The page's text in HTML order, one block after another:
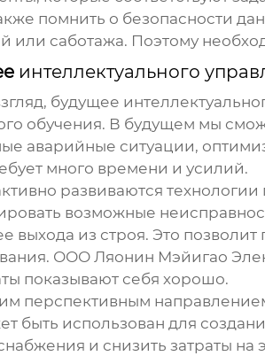
помнить о безопасности
или саботажа. Поэтому
интеллектуального
будущее
обучения. В будущем мы
аварийные ситуации,
много времени и усилий.
развиваются
возможные
выхода из строя. Это
ООО Ляонин Мэйигао
показывают себя хорошо.
перспективным
быть использован для
и снизить затраты